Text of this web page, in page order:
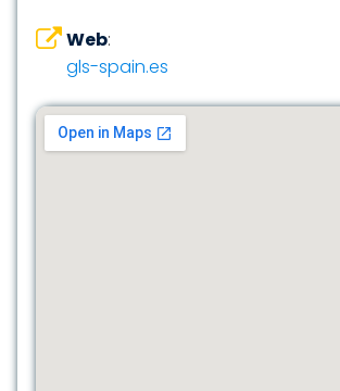
Web:
gls-spain.es